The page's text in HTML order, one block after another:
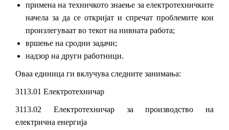
примена на техничкото знаење за електротехничките
начела за да се откријат и спречат проблемите кои
произлегуваат во текот на нивната работа;
вршење на сродни задачи;
надзор на други работници.
Оваа единица ги вклучува следните занимања:
3113.01 Електротехничар
3113.02 Електротехничар за производство на
електрична енергија